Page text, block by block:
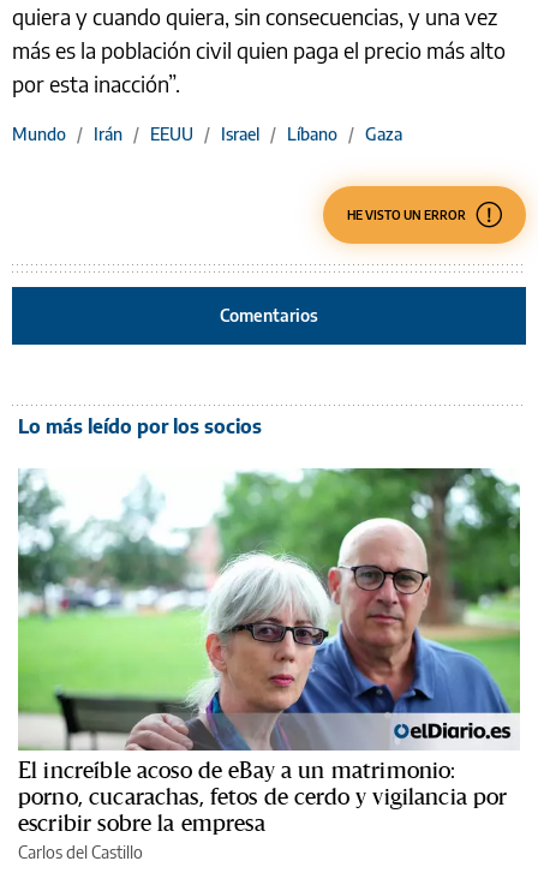
quiera y cuando quiera, sin consecuencias, y una vez
más es la población civil quien paga el precio más alto
por esta inacción”.
Mundo / Irán / EEUU / Israel / Líbano / Gaza
HE VISTO UN ERROR
Comentarios
Lo más leído por los socios
El increíble acoso de eBay a un matrimonio:
porno, cucarachas, fetos de cerdo y vigilancia por
escribir sobre la empresa
Carlos del Castillo